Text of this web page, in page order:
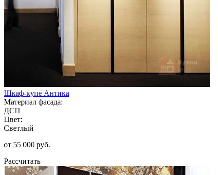
Шкаф-купе Антика
Материал фасада:
ДСП
Цвет:
Светлый
от 55 000 руб.
Рассчитать